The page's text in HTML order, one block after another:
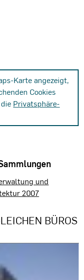
Karte angezeigt,
Cookies
Privatsphäre-
und
2007
BÜROS